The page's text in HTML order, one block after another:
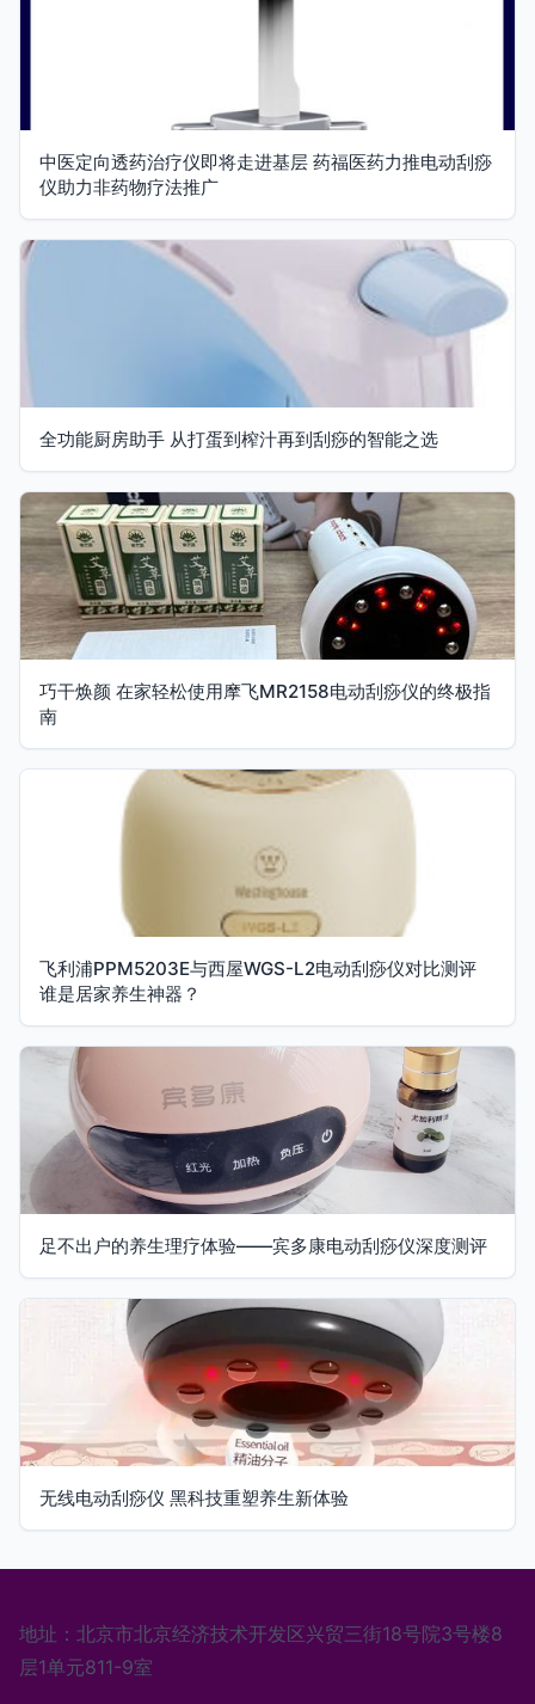
中医定向透药治疗仪即将走进基层 药福医药力推电动刮痧
仪助力非药物疗法推广
全功能厨房助手 从打蛋到榨汁再到刮痧的智能之选
巧干焕颜 在家轻松使用摩飞MR2158电动刮痧仪的终极指
南
飞利浦PPM5203E与西屋WGS-L2电动刮痧仪对比测评
谁是居家养生神器？
足不出户的养生理疗体验——宾多康电动刮痧仪深度测评
无线电动刮痧仪 黑科技重塑养生新体验
地址：北京市北京经济技术开发区兴贸三街18号院3号楼8
层1单元811-9室